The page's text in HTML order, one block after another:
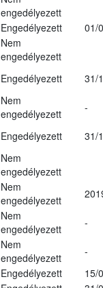
engedélyezett
Engedélyezett
01/
Nem
engedélyezett
Engedélyezett 31/
Nem
engedélyezett
-
Engedélyezett 31/
Nem
engedélyezett
Nem
engedélyezett
Nem
engedélyezett
-
Nem
engedélyezett
-
Engedélyezett
15/